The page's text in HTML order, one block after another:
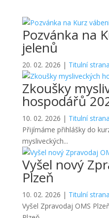
Pozvánka na
jelenů
20. 02. 2026 | Titulní strana
Zkoušky
hospodářů
10. 02. 2026 | Titulní strana
Přijímáme přihlášky do
mysliveckých...
Vyšel nový
Plzeň
10. 02. 2026 | Titulní strana
Vyšel Zpravodaj OMS